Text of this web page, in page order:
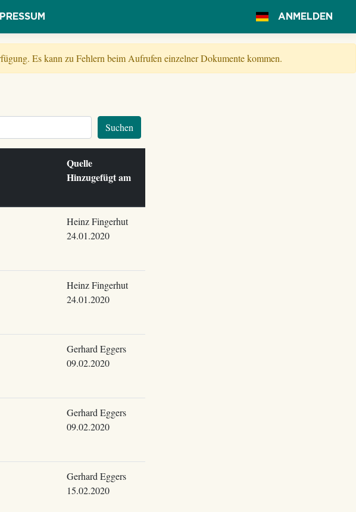
ANMELDEN
Es kann zu Fehlern beim Aufrufen einzelner Dokumente kommen.
Suchen
Quelle
Hinzugefügt am
Heinz Fingerhut
24.01.2020
Heinz Fingerhut
24.01.2020
Gerhard Eggers
09.02.2020
Gerhard Eggers
09.02.2020
Gerhard Eggers
15.02.2020